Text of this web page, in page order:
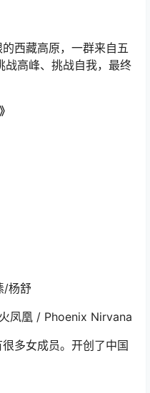
赛/周壬行
高峰、挑战自我，最终
/杨舒
凤凰 / Phoenix Nirvana